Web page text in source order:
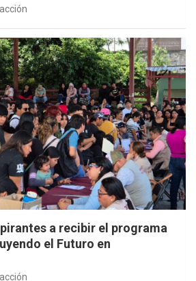
a recibir el programa
el Futuro en